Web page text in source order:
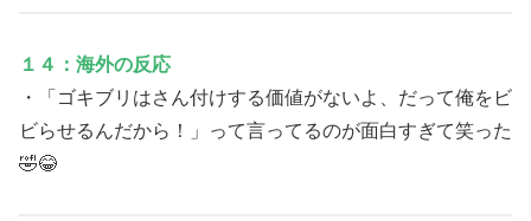
１４：海外の反応
・「ゴキブリはさん付けする価値がないよ、だって俺をビ
ビらせるんだから！」って言ってるのが面白すぎて笑った
🤣😂